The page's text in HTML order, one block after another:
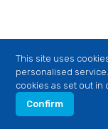
This site uses
personalised
cookies as set out in
Confirm